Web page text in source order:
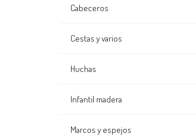
Cabeceros
Cestas y varios
Huchas
Infantil madera
Marcos y espejos